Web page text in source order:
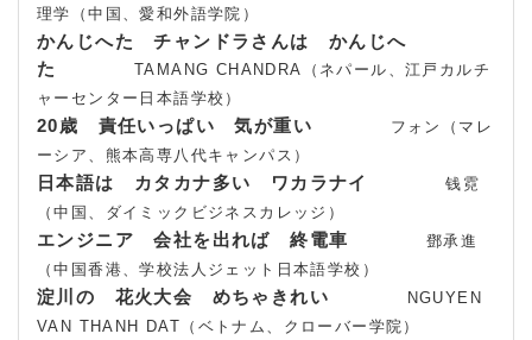
理学（中国、愛和外語学院）
かんじへた チャンドラさんは かんじへ
た
TAMANG CHANDRA（ネパール、江戸カルチ
ャーセンター日本語学校）
20歳 責任いっぱい 気が重い
フォン（マレ
ーシア、熊本高専八代キャンパス）
日本語は カタカナ多い ワカラナイ
钱霓
（中国、ダイミックビジネスカレッジ）
エンジニア 会社を出れば 終電車
鄧承進
（中国香港、学校法人ジェット日本語学校）
淀川の 花火大会 めちゃきれい
NGUYEN
VAN THANH DAT（ベトナム、クローバー学院）